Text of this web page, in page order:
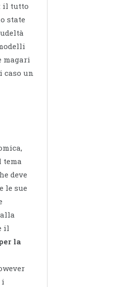
il tutto
state
magari
caso un
tema
deve
le sue
il
la
i